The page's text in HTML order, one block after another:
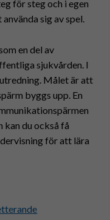
för steg och i egen
sig av spel.
en del av
sjukvården. I
Målet är att
byggs upp. En
kan du också få
för att lära